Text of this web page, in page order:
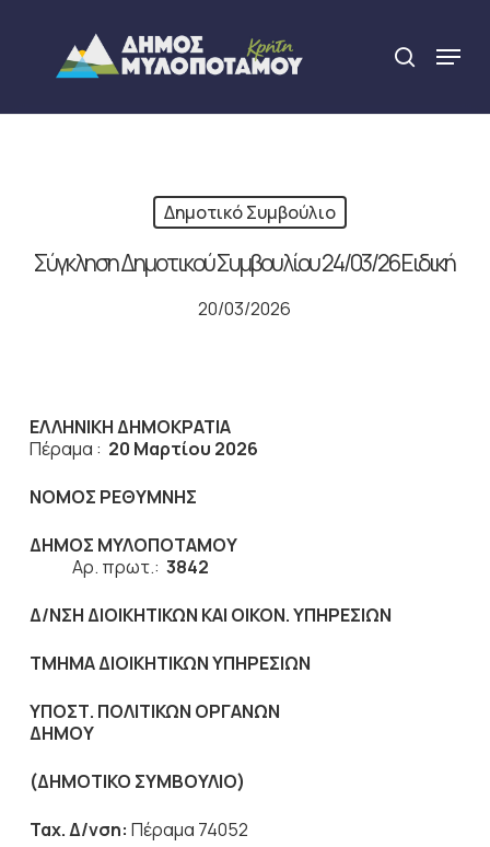
content
search
Menu
Δημοτικό Συμβούλιο
Σύγκληση Δημοτικού Συμβουλίου 24/03/26 Ειδική
20/03/2026
ΕΛΛΗΝΙΚΗ ΔΗΜΟΚΡΑΤΙΑ
Πέραμα : 20 Μαρτίου 2026
ΝΟΜΟΣ ΡΕΘΥΜΝΗΣ
ΔΗΜΟΣ ΜΥΛΟΠΟΤΑΜΟΥ
Αρ. πρωτ.: 3842
Δ/ΝΣΗ ΔΙΟΙΚΗΤΙΚΩΝ ΚΑΙ ΟΙΚΟΝ. ΥΠΗΡΕΣΙΩΝ
ΤΜΗΜΑ ΔΙΟΙΚΗΤΙΚΩΝ ΥΠΗΡΕΣΙΩΝ
ΥΠΟΣΤ. ΠΟΛΙΤΙΚΩΝ ΟΡΓΑΝΩΝ
ΔΗΜΟΥ
(ΔΗΜΟΤΙΚΟ ΣΥΜΒΟΥΛΙΟ)
Ταχ. Δ/νση: Πέραμα 74052
Close